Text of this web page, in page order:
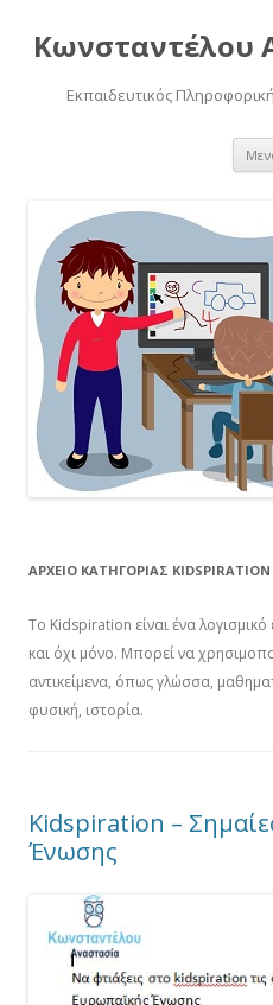
Κωνσταντέλου
Εκπαιδευτικός
ΑΡΧΕΊΟ ΚΑΤΗΓΟΡΊΑΣ KIDSPIRATION
To Kidspiration είναι ένα
και όχι μόνο. Μπορεί να
αντικείμενα, όπως γλώσσα,
φυσική, ιστορία.
Kidspiration –
Ένωσης